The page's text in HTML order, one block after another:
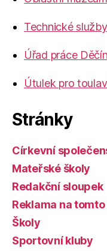
Technické
Úřad práce Děčín
Útulek pro
Stránky
Církevní
Mateřské školy
Redakční sloupek
Reklama na
Školy
Sportovní kluby